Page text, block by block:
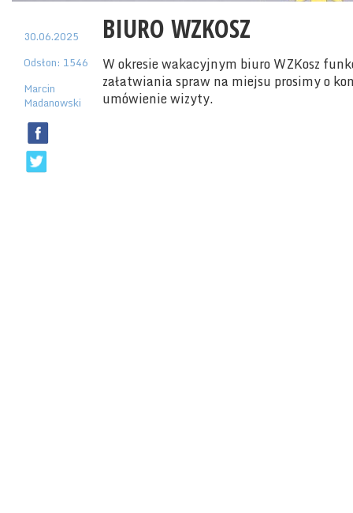
30.06.2025
Odsłon: 1546
Marcin
Madanowski
BIURO WZKOSZ
W okresie wakacyjnym biuro WZKosz
załatwiania spraw na miejsu prosimy o
umówienie wizyty.